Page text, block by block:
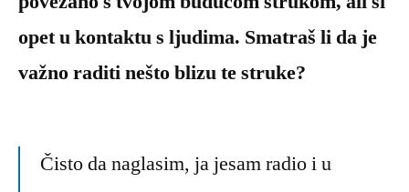
opet u kontaktu s ljudima. Smatraš li da je
važno raditi nešto blizu te struke?
Čisto da naglasim, ja jesam radio i u